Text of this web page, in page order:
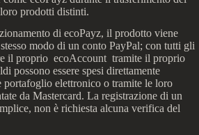
prodotti distinti.
di ecoPayz, il prodotto viene
modo di un conto PayPal; con tutti gli
il proprio ecoAccount tramite il proprio
possono essere spesi direttamente
portafoglio elettronico o tramite le loro
da Mastercard. La registrazione di un
non è richiesta alcuna verifica del